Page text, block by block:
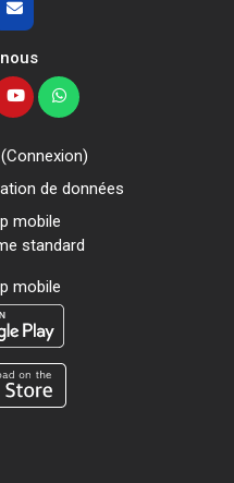
Connexion)
de données
mobile
standard
mobile